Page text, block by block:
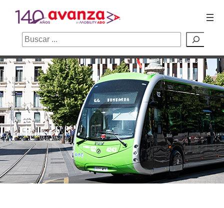
Saltar
al
contenido
Buscar